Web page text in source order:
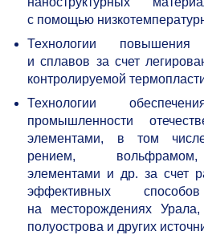
с помощью
Технологии повышения
и сплавов за счет
контролируемой
Технологии
промышленности
элементами, в том
рением, вольфрамом,
элементами и др. за счет
эффективных
на месторождениях Урала,
полуострова и других